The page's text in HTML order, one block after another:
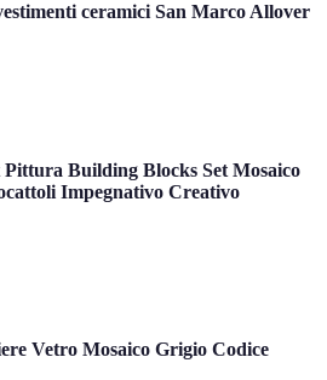
ceramici San Marco Allover
Building Blocks Set Mosaico
Impegnativo Creativo
Vetro Mosaico Grigio Codice